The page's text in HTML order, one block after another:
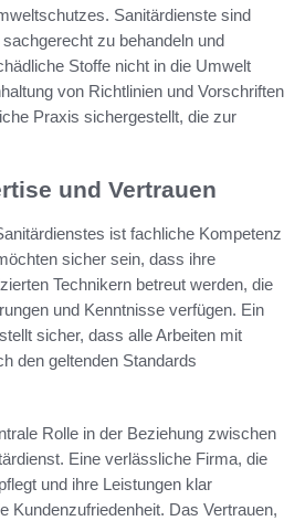
Sanitärdienste sind
zu behandeln und
Stoffe nicht in die Umwelt
von Richtlinien und Vorschriften
Praxis sichergestellt, die zur
und Vertrauen
ist fachliche Kompetenz
sicher sein, dass ihre
Technikern betreut werden, die
und Kenntnisse verfügen. Ein
sicher, dass alle Arbeiten mit
den geltenden Standards
Rolle in der Beziehung zwischen
Eine verlässliche Firma, die
und ihre Leistungen klar
Kundenzufriedenheit. Das Vertrauen,